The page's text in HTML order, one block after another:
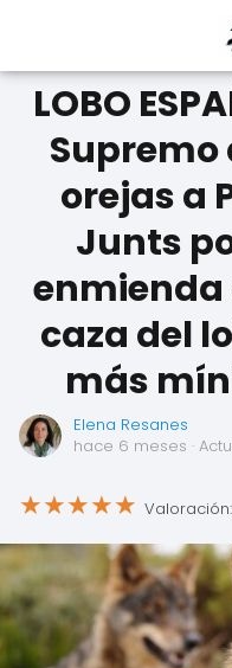
LOBO
Supremo
orejas a
Junts
enmienda
caza del
más
Elena Resanes
hace 6 meses ·
★★★★★